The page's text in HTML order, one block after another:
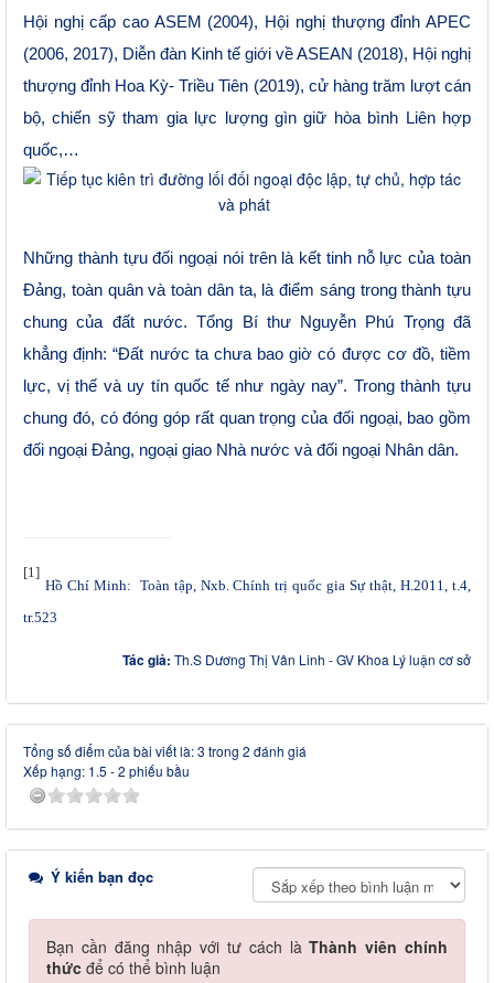
Hội nghị cấp cao ASEM (2004), Hội nghị thượng đỉnh APEC
(2006, 2017), Diễn đàn Kinh tế giới về ASEAN (2018), Hội nghị
thượng đỉnh Hoa Kỳ- Triều Tiên (2019), cử hàng trăm lượt cán
bộ, chiến sỹ tham gia lực lượng gìn giữ hòa bình Liên hợp
quốc,…
Những thành tựu đối ngoại nói trên là kết tinh nỗ lực của toàn
Đảng, toàn quân và toàn dân ta, là điểm sáng trong thành tựu
chung của đất nước. Tổng Bí thư Nguyễn Phú Trọng đã
khẳng định: “Đất nước ta chưa bao giờ có được cơ đồ, tiềm
lực, vị thế và uy tín quốc tế như ngày nay”. Trong thành tựu
chung đó, có đóng góp rất quan trọng của đối ngoại, bao gồm
đối ngoại Đảng, ngoại giao Nhà nước và đối ngoại Nhân dân.
[1]
Hồ Chí Minh: Toàn tập, Nxb. Chính trị quốc gia Sự thật, H.2011, t.4,
tr.523
Tác giả: Th.S Dương Thị Vân Linh - GV Khoa Lý luận cơ sở
Tổng số điểm của bài viết là: 3 trong 2 đánh giá
Xếp hạng: 1.5 -2 phiếu bầu
Ý kiến bạn đọc
Bạn cần đăng nhập với tư cách làThành viên chính
thức để có thể bình luận